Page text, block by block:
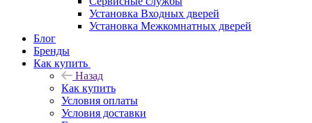
Установка Входных дверей
Установка Межкомнатных дверей
Блог
Бренды
Как купить
Назад
Как купить
Условия оплаты
Условия доставки